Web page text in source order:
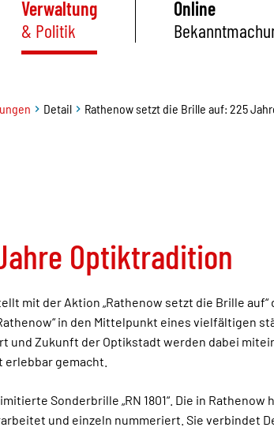
Verwaltung
& Politik
Online
Detail Rathenow setzt die Brille auf: 225
Optiktradition
mit der Aktion „Rathenow setzt die Brille auf“
in den Mittelpunkt eines vielfältigen
und Zukunft der Optikstadt werden dabei
gemacht.
Sonderbrille „RN 1801“. Die in
und einzeln nummeriert. Sie verbindet